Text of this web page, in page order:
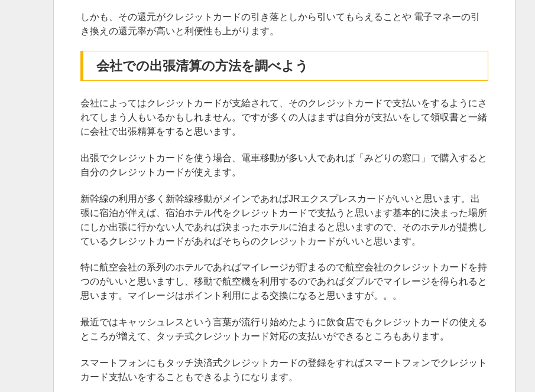
しかも、その還元がクレジットカードの引き落としから引いてもらえることや 電子マネーの引
き換えの還元率が高いと利便性も上がります。
会社での出張清算の方法を調べよう
会社によってはクレジットカードが支給されて、そのクレジットカードで支払いをするようにさ
れてしまう人もいるかもしれません。ですが多くの人はまずは自分が支払いをして領収書と一緒
に会社で出張精算をすると思います。
出張でクレジットカードを使う場合、電車移動が多い人であれば「みどりの窓口」で購入すると
自分のクレジットカードが使えます。
新幹線の利用が多く新幹線移動がメインであればJRエクスプレスカードがいいと思います。出
張に宿泊が伴えば、宿泊ホテル代をクレジットカードで支払うと思います基本的に決まった場所
にしか出張に行かない人であれば決まったホテルに泊まると思いますので、そのホテルが提携し
ているクレジットカードがあればそちらのクレジットカードがいいと思います。
特に航空会社の系列のホテルであればマイレージが貯まるので航空会社のクレジットカードを持
つのがいいと思いますし、移動で航空機を利用するのであればダブルでマイレージを得られると
思います。マイレージはポイント利用による交換になると思いますが。。。
最近ではキャッシュレスという言葉が流行り始めたように飲食店でもクレジットカードの使える
ところが増えて、タッチ式クレジットカード対応の支払いができるところもあります。
スマートフォンにもタッチ決済式クレジットカードの登録をすればスマートフォンでクレジット
カード支払いをすることもできるようになります。